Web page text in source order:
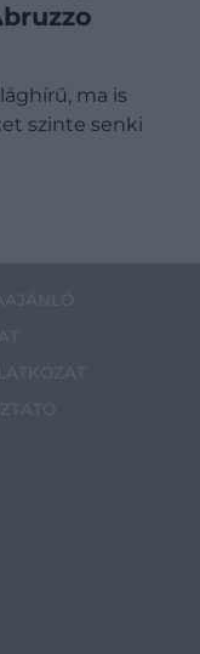
ma is
szinte senki